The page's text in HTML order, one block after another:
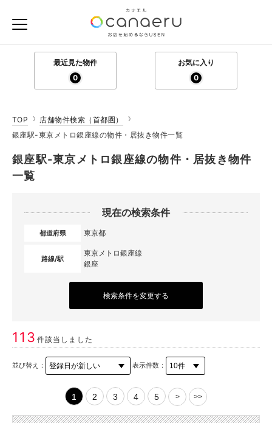
最近見た物件
0
お気に入り
0
TOP
店舗物件検索（首都圏）
銀座駅-東京メトロ銀座線の物件・居抜き物件一覧
銀座駅-東京メトロ銀座線の物件・居抜き物件
一覧
現在の検索条件
都道府県 東京都
路線/駅
東京メトロ銀座線
銀座
検索条件を変更する
113 件該当しました
並び替え： 表示件数：
1 2 3 4 5 > >>